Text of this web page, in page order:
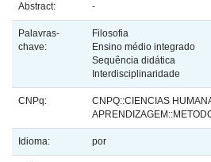
Abstract: -
Palavras-
chave:
Filosofia
Ensino médio integrado
Sequência didática
Interdisciplinaridade
CNPq:
CNPQ::CIENCIAS
Idioma: por